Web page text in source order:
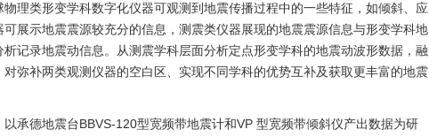
理类形变学科数字化仪器可观测到地震传播过程中的一些特征，如倾斜、应
展示地震震源较充分的信息，测震类仪器展现的地震震源信息与形变学科地
记录地震动信息。从测震学科层面分析定点形变学科的地震动波形数据，融
弥补两类观测仪器的空白区、实现不同学科的优势互补及获取更丰富的地震
承德地震台BBVS-120型宽频带地震计和VP 型宽频带倾斜仪产出数据为研